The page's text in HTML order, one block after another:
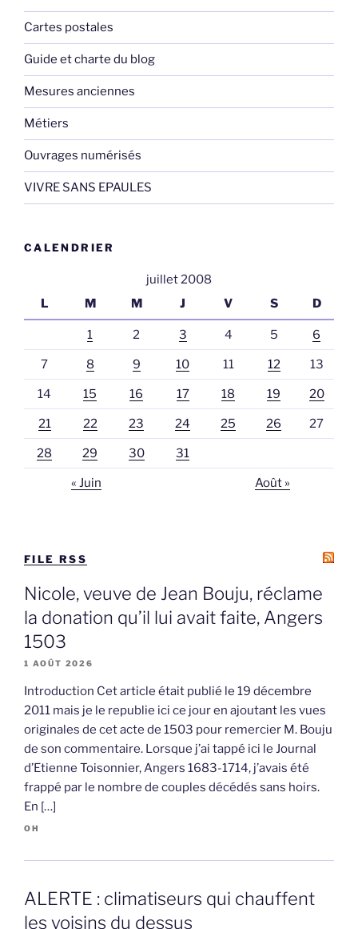
Cartes postales
Guide et charte du blog
Mesures anciennes
Métiers
Ouvrages numérisés
VIVRE SANS EPAULES
CALENDRIER
juillet 2008
L
M M J V S D
1 2 3 4 5 6
7 8 9 10 11 12 13
14 15 16 17 18 19 20
21 22 23 24 25 26 27
28 29 30 31
« Juin Août »
FILE RSS
Nicole, veuve de Jean Bouju, réclame
la donation qu’il lui avait faite, Angers
1503
1 AOÛT 2026
Introduction Cet article était publié le 19 décembre
2011 mais je le republie ici ce jour en ajoutant les vues
originales de cet acte de 1503 pour remercier M. Bouju
de son commentaire. Lorsque j’ai tappé ici le Journal
d’Etienne Toisonnier, Angers 1683-1714, j’avais été
frappé par le nombre de couples décédés sans hoirs.
En […]
OH
ALERTE : climatiseurs qui chauffent
les voisins du dessus